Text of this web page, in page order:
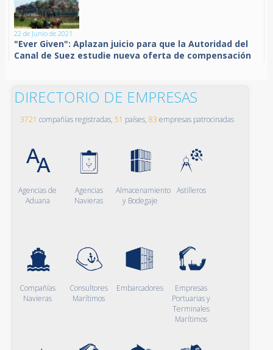
22 de Junio de 2021
"Ever Given": Aplazan juicio para que la Autoridad del
Canal de Suez estudie nueva oferta de compensación
DIRECTORIO DE EMPRESAS
3721 compañías registradas, 51 países, 83 empresas patrocinadas
Agencias de
Aduana
Agencias
Navieras
Almacenamiento
y Bodegaje
Astilleros
Compañías
Navieras
Consultores
Marítimos
Embarcadores
Empresas
Portuarias y
Terminales
Marítimos